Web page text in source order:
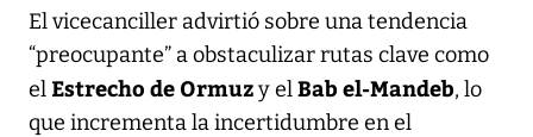
El vicecanciller advirtió sobre una tendencia
“preocupante” a obstaculizar rutas clave como
el Estrecho de Ormuzy elBab el-Mandeb, lo
que incrementa la incertidumbre en el